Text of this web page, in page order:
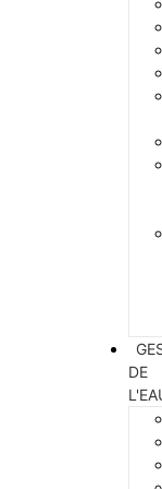
DE